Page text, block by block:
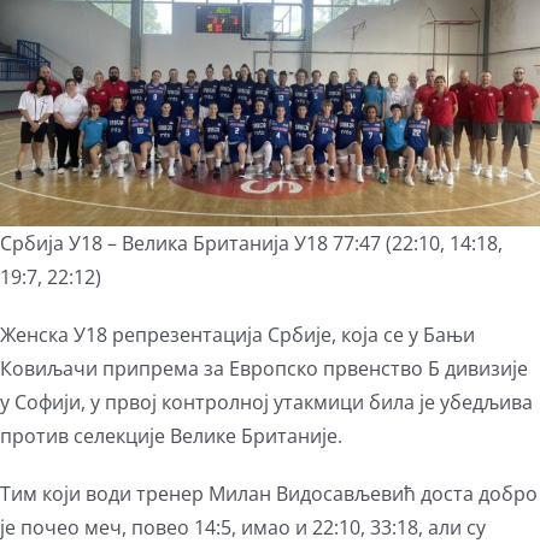
Larger
Image
Србија У18 – Велика Британија У18 77:47 (22:10, 14:18,
19:7, 22:12)
Женска У18 репрезентација Србије, која се у Бањи
Ковиљачи припрема за Европско првенство Б дивизије
у Софији, у првој контролној утакмици била је убедљива
против селекције Велике Британије.
Тим који води тренер Милан Видосављевић доста добро
је почео меч, повео 14:5, имао и 22:10, 33:18, али су